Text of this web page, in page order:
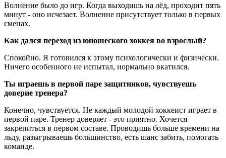
Волнение было до игр. Когда выходишь на лёд, проходит пять
минут - оно исчезает. Волнение присутствует только в первых
сменах.
Как дался переход из юношеского хоккея во взрослый?
Спокойно. Я готовился к этому психологически и физически.
Ничего особенного не испытал, нормально вкатился.
Ты играешь в первой паре защитников, чувствуешь
доверие тренера?
Конечно, чувствуется. Не каждый молодой хоккеист играет в
первой паре. Тренер доверяет - это приятно. Хочется
закрепиться в первом составе. Проводишь больше времени на
льду, разыгрываешь большинство, есть шанс забить, помогать
команде.